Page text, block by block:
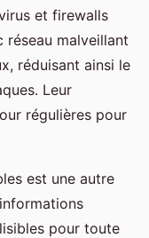
et firewalls
malveillant
réduisant ainsi le
Leur
régulières pour
est une autre
pour toute